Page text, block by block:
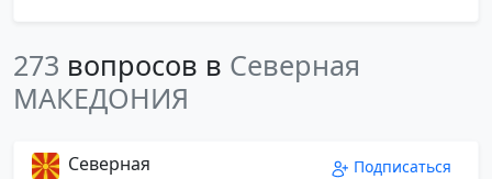
273 вопросов в Северная
МАКЕДОНИЯ
Северная
Подписаться